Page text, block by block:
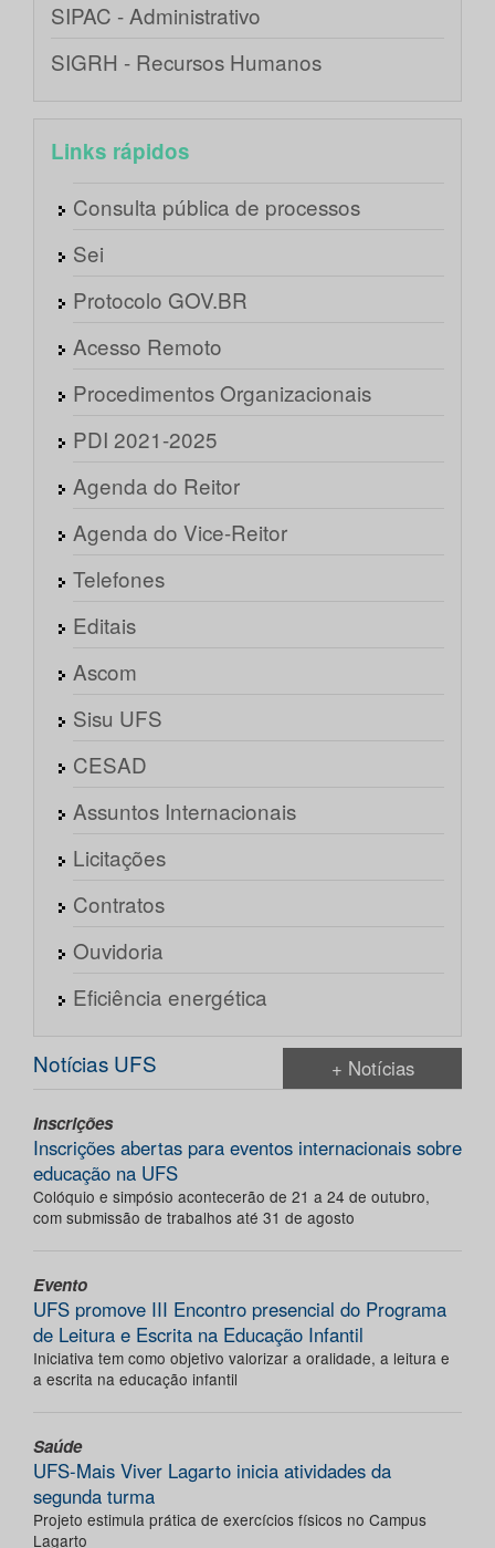
SIPAC - Administrativo
SIGRH - Recursos Humanos
Links rápidos
Consulta pública de processos
Sei
Protocolo GOV.BR
Acesso Remoto
Procedimentos Organizacionais
PDI 2021-2025
Agenda do Reitor
Agenda do Vice-Reitor
Telefones
Editais
Ascom
Sisu UFS
CESAD
Assuntos Internacionais
Licitações
Contratos
Ouvidoria
Eficiência energética
Notícias UFS + Notícias
Inscrições
Inscrições abertas para eventos internacionais sobre
educação na UFS
Colóquio e simpósio acontecerão de 21 a 24 de outubro,
com submissão de trabalhos até 31 de agosto
Evento
UFS promove III Encontro presencial do Programa
de Leitura e Escrita na Educação Infantil
Iniciativa tem como objetivo valorizar a oralidade, a leitura e
a escrita na educação infantil
Saúde
UFS-Mais Viver Lagarto inicia atividades da
segunda turma
Projeto estimula prática de exercícios físicos no Campus
Lagarto